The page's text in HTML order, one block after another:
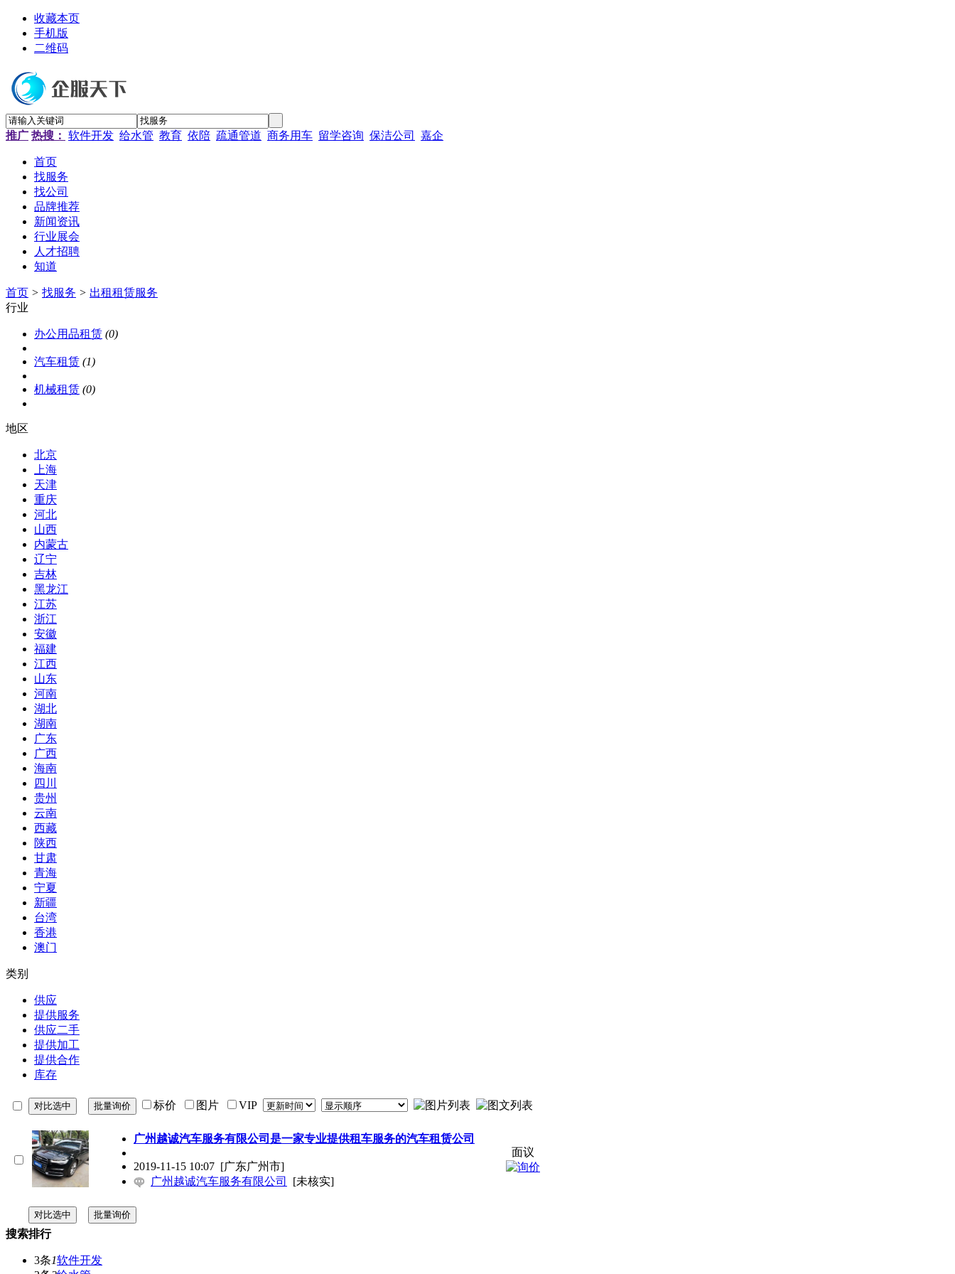
收藏本页
手机版
二维码
推广 热搜： 软件开发 给水管 教育 依陪 疏通管道 商务用车 留学咨询 保洁公司 嘉企
首页
找服务
找公司
品牌推荐
新闻资讯
行业展会
人才招聘
知道
首页 > 找服务 > 出租租赁服务
行业
办公用品租赁 (0)
汽车租赁 (1)
机械租赁 (0)
地区
北京
上海
天津
重庆
河北
山西
内蒙古
辽宁
吉林
黑龙江
江苏
浙江
安徽
福建
江西
山东
河南
湖北
湖南
广东
广西
海南
四川
贵州
云南
西藏
陕西
甘肃
青海
宁夏
新疆
台湾
香港
澳门
类别
供应
提供服务
供应二手
提供加工
提供合作
库存
标价 图片 VIP
广州越诚汽车服务有限公司是一家专业提供租车服务的汽车租赁公司
2019-11-15 10:07 [广东广州市]
广州越诚汽车服务有限公司
[未核实]
面议
搜索排行
3条1软件开发